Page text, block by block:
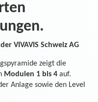
VIVAVIS Schweiz AG
zeigt die
Modulen 1 bis 4 auf.
Anlage sowie den Level